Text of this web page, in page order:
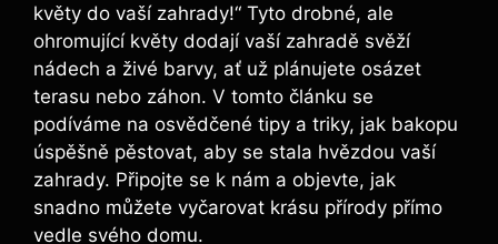
květy do vaší zahrady!“ Tyto drobné, ale
ohromující květy dodají vaší zahradě svěží
nádech a živé barvy, ať už plánujete osázet
terasu nebo záhon. V tomto článku se
podíváme na osvědčené tipy a triky, jak bakopu
úspěšně pěstovat, aby se stala hvězdou vaší
zahrady. Připojte se k nám a objevte, jak
snadno můžete vyčarovat krásu přírody přímo
vedle svého domu.